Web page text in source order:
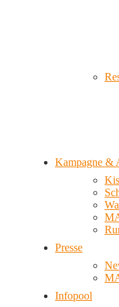
Kampagne &
Presse
Infopool